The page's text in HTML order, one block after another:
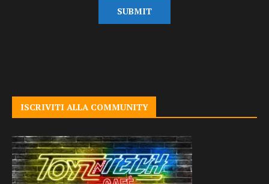
ISCRIVITI ALLA COMMUNITY